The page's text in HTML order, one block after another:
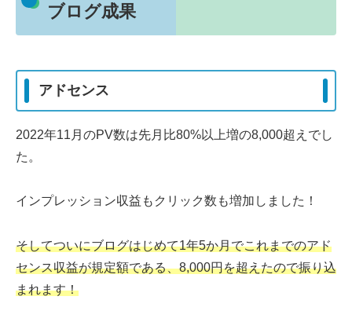
ブログ成果
アドセンス
2022年11月のPV数は先月比80%以上増の8,000超えでし
た。
インプレッション収益もクリック数も増加しました！
そしてついにブログはじめて1年5か月でこれまでのアド
センス収益が規定額である、8,000円を超えたので振り込
まれます！